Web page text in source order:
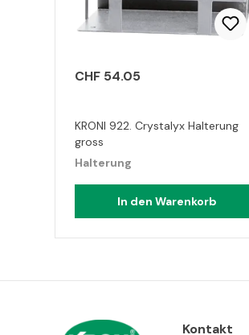
CHF 54.05
KRONI 922. Crystalyx Halterung
gross
Halterung
In den Warenkorb
Kontakt